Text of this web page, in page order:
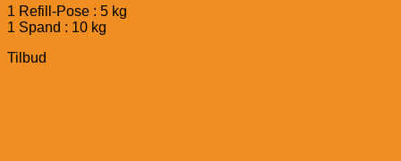
1 Refill-Pose : 5 kg
1 Spand : 10 kg
Tilbud